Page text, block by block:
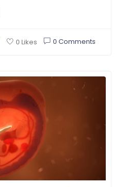
0 Likes 0 Comments